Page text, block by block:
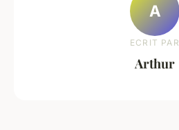
A
ECRIT PAR
Arthur